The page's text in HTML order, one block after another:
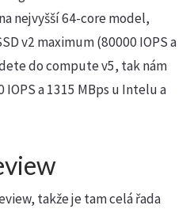
nejvyšší 64-core model,
v2 maximum (80000 IOPS a
do compute v5, tak nám
a 1315 MBps u Intelu a
takže je tam celá řada